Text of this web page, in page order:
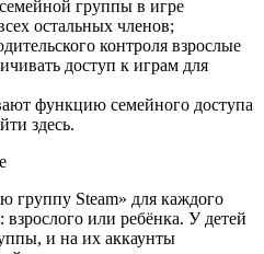
группы в игре
остальных членов;
контроля взрослые
доступ к играм для
функцию семейного доступа
здесь.
группу Steam» для каждого
взрослого или ребёнка. У детей
и на их аккаунты